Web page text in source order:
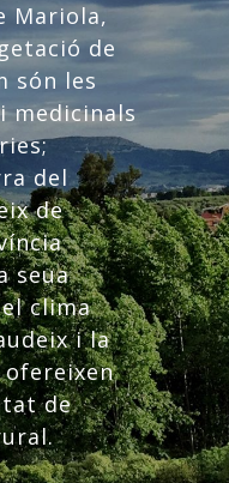
Mariola,
de
són les
medicinals
del
de
seua
clima
i la
de